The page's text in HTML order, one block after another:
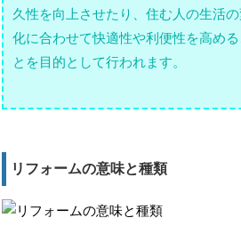
久性を向上させたり、住む人の生活
化に合わせて快適性や利便性を高める
とを目的として行われます。
リフォームの意味と種類